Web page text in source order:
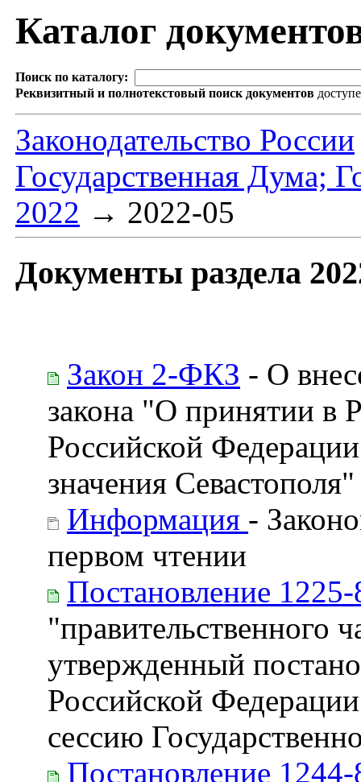
Каталог
Поиск по каталогу:
Реквизитный и полнотекстовый поиск документов
Законодательство России
Государственная Дума;
2022 → 2022-05
Документы раздела
Закон 2-ФКЗ - О
закона "О принятии в
Российской
значения Севастополя"
Информация -
первом чтении
Постановление
"правительственного
утвержденный
Российской
сессию
Постановление